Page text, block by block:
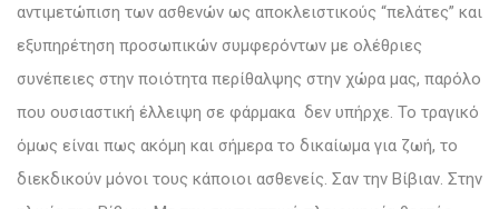
αντιμετώπιση των ασθενών ως αποκλειστικούς “πελάτες” και
εξυπηρέτηση προσωπικών συμφερόντων με ολέθριες
συνέπειες στην ποιότητα περίθαλψης στην χώρα μας, παρόλο
που ουσιαστική έλλειψη σε φάρμακα δεν υπήρχε. Το τραγικό
όμως είναι πως ακόμη και σήμερα το δικαίωμα για ζωή, το
διεκδικούν μόνοι τους κάποιοι ασθενείς. Σαν την Βίβιαν. Στην